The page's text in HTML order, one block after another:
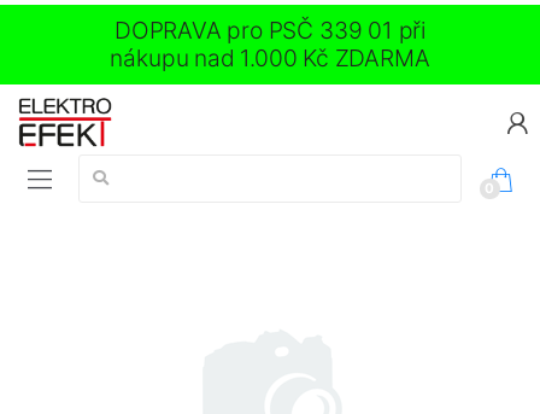
DOPRAVA pro PSČ 339 01 při
nákupu nad 1.000 Kč ZDARMA
Vyhledávání:
0